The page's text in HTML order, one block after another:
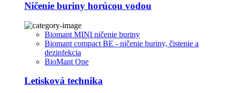
Ničenie buriny horúcou vodou
Biomant MINI ničenie buriny
Biomant compact BE - ničenie buriny, čistenie a
dezinfekcia
BioMant One
Letisková technika